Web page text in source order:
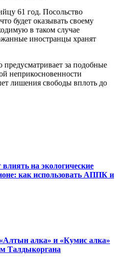
61 год. Посольство
будет оказывать своему
в таком случае
иностранцы хранят
предусматривает за подобные
неприкосновенности
лишения свободы вплоть до
на экологические
как использовать АППК и
алка» и «Кумис алка»
Талдыкоргана